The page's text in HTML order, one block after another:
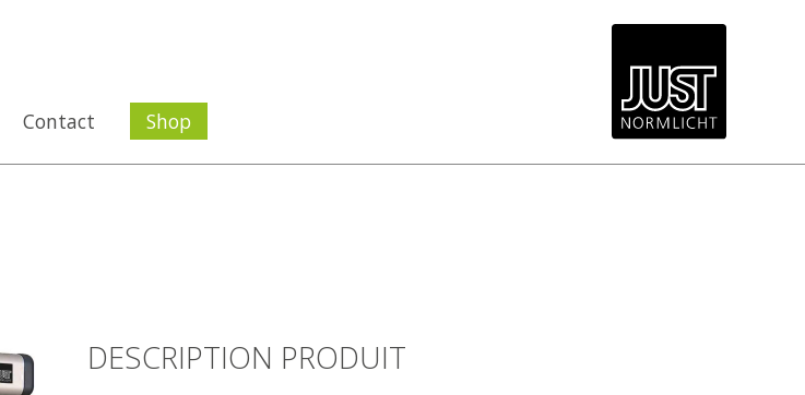
Contact Shop
DESCRIPTION PRODUIT